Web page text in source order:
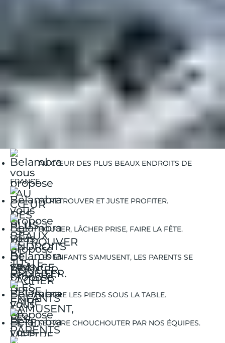
offrant un accès direct aux remontées mécaniques.
Belambra Clubs
AU CŒUR DES PLUS BEAUX ENDROITS DE
FRANCE.
SE RETROUVER ET JUSTE PROFITER.
BOUGER, LÂCHER PRISE, FAIRE LA FÊTE.
LES ENFANTS S'AMUSENT, LES PARENTS SE
DÉTENDENT.
METTRE LES PIEDS SOUS LA TABLE.
SE FAIRE CHOUCHOUTER PAR NOS ÉQUIPES.